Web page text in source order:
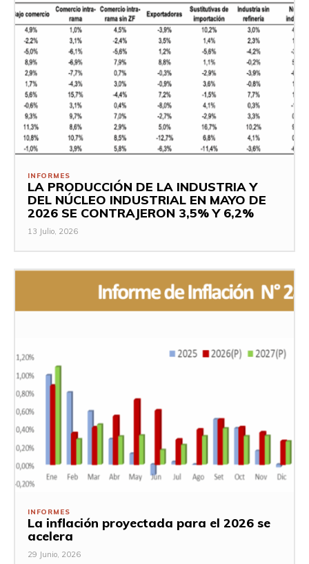
INFORMES
LA PRODUCCIÓN DE LA INDUSTRIA Y
DEL NÚCLEO INDUSTRIAL EN MAYO DE
2026 SE CONTRAJERON 3,5% Y 6,2%
13 Julio, 2026
INFORMES
La inflación proyectada para el 2026 se
acelera
29 Junio, 2026